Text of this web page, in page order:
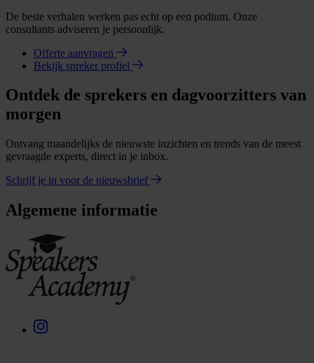
De beste verhalen werken pas echt op een podium. Onze
consultants adviseren je persoonlijk.
Offerte aanvragen
Bekijk spreker profiel
Ontdek de sprekers en dagvoorzitters van
morgen
Ontvang maandelijks de nieuwste inzichten en trends van de meest
gevraagde experts, direct in je inbox.
Schrijf je in voor de nieuwsbrief
Algemene informatie